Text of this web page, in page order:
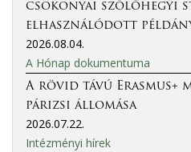
csokonyai szőlőhegyi
elhasználódott
2026.08.04.
A Hónap dokumentuma
A rövid távú Erasmus+
párizsi állomása
2026.07.22.
Intézményi hírek